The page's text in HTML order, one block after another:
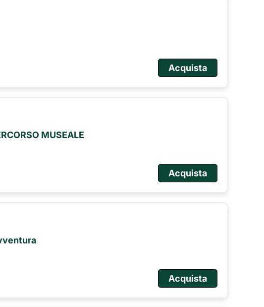
Acquista
MUSEALE
Acquista
Acquista